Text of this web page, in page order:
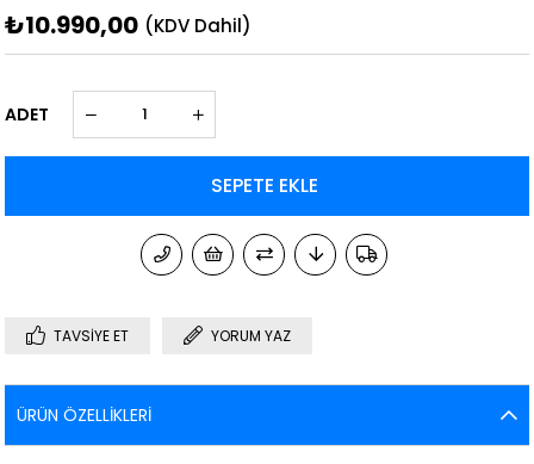
₺10.990,00 (KDV Dahil)
ADET
TAVSIYE ET YORUM YAZ
ÜRÜN ÖZELLIKLERI